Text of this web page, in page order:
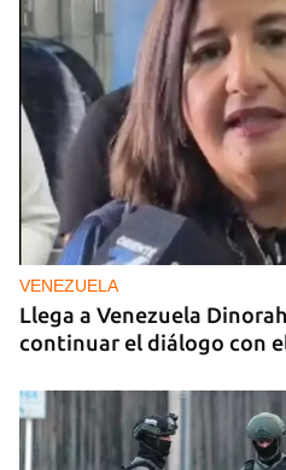
VENEZUELA
Llega a Venezuela
continuar el diálogo con